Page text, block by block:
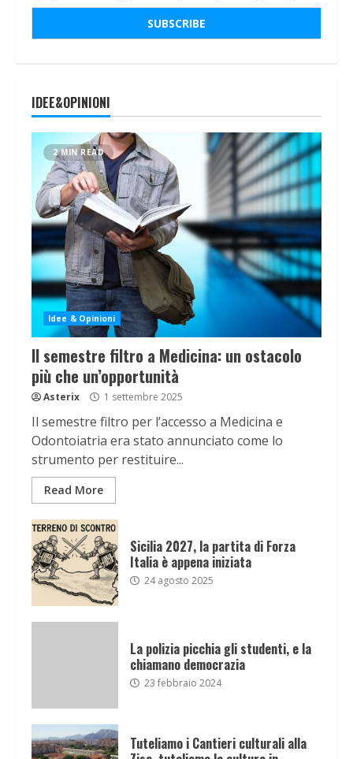
IDEE&OPINIONI
2 MIN READ
Idee & Opinioni
Il semestre filtro a Medicina: un ostacolo
più che un’opportunità
Asterix 1 settembre 2025
Il semestre filtro per l’accesso a Medicina e
Odontoiatria era stato annunciato come lo
strumento per restituire...
Read More
Sicilia 2027, la partita di Forza
Italia è appena iniziata
24 agosto 2025
La polizia picchia gli studenti, e la
chiamano democrazia
23 febbraio 2024
Tuteliamo i Cantieri culturali alla